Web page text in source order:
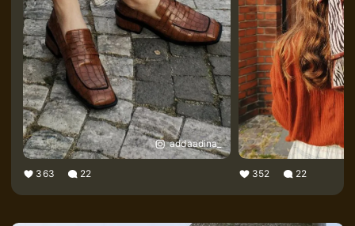
addaadina_
363 22 352 22